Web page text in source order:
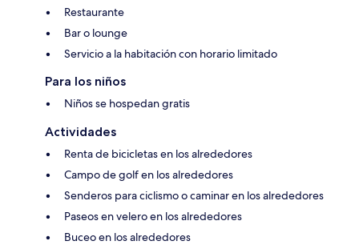
Restaurante
Bar o lounge
Servicio a la habitación con horario limitado
Para los niños
Niños se hospedan gratis
Actividades
Renta de bicicletas en los alrededores
Campo de golf en los alrededores
Senderos para ciclismo o caminar en los alrededores
Paseos en velero en los alrededores
Buceo en los alrededores